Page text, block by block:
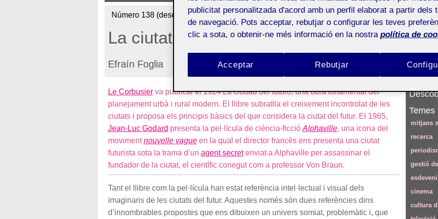
Número 138 (desembre de 2023)
La ciutat del futur: serà millor la ciutat que
Efraín Foglia
Le Corbusierva publicar el 1924La ciudad del futuro, una obra fonamental del
planejament urbà i rural modern. El llibre subratlla el creixement incontrolat de les
ciutats i proposa els principis bàsics del que considera la ciutat del futur. El 1965,
Jean-Luc Godard presenta la pel·lícula de ciència-ficció Alphaville, una icona del
movimentnouvelle vagueen la qual el director francès ens presenta una ciutat
futurista sota la trama d’un agent secretenviat a Alphaville per assassinar el
fundador de la ciutat, el científic conegut com a professor Von Braun.
Tant el llibre com la pel·lícula han estat referència intel·lectual i visual dels
imaginaris de les ciutats del futur. Aquestes només són dues referències dins
d’innombrables propostes que ens dibuixen un univers somiat, problemàtic i, que
Temes
mitjans
recerca
gestió
cinema
cultura
publicitat personalitzada d'acord amb un perfil elaborat a partir dels
de navegació. Pots acceptar, rebutjar o configurar les teves
clic a sota, o obtenir-ne més informació en la nostra política de
Rebutjar
Acceptar